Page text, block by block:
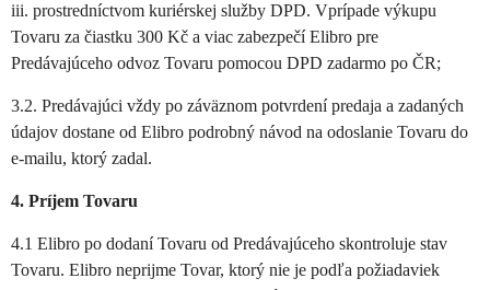
iii. prostredníctvom kuriérskej služby DPD. Vprípade výkupu
Tovaru za čiastku 300 Kč a viac zabezpečí Elibro pre
Predávajúceho odvoz Tovaru pomocou DPD zadarmo po ČR;
3.2. Predávajúci vždy po záväznom potvrdení predaja a zadaných
údajov dostane od Elibro podrobný návod na odoslanie Tovaru do
e-mailu, ktorý zadal.
4. Príjem Tovaru
4.1 Elibro po dodaní Tovaru od Predávajúceho skontroluje stav
Tovaru. Elibro neprijme Tovar, ktorý nie je podľa požiadaviek